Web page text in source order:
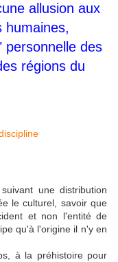
allusion aux
humaines,
personnelle des
régions du
une distribution
le culturel, savoir que
et non l'entité de
qu'à l'origine il n'y en
à la préhistoire pour